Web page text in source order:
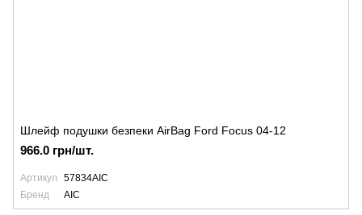
Шлейф подушки безпеки AirBag Ford Focus 04-12
966.0 грн/шт.
Артикул
57834AIC
Бренд
AIC